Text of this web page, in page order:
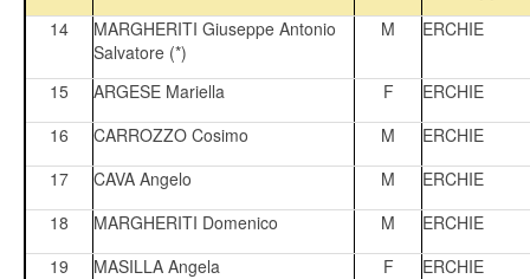
14
MARGHERITI Giuseppe Antonio
Salvatore (*)
M ERCHIE
15 ARGESE Mariella F
ERCHIE
16
CARROZZO Cosimo M
ERCHIE
17
CAVA Angelo M
ERCHIE
18
MARGHERITI Domenico M
ERCHIE
19
MASILLA Angela F
ERCHIE